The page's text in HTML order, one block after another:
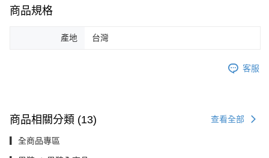
商品規格
產地 台灣
客服
商品相關分類 (13) 查看全部
▎全商品專區